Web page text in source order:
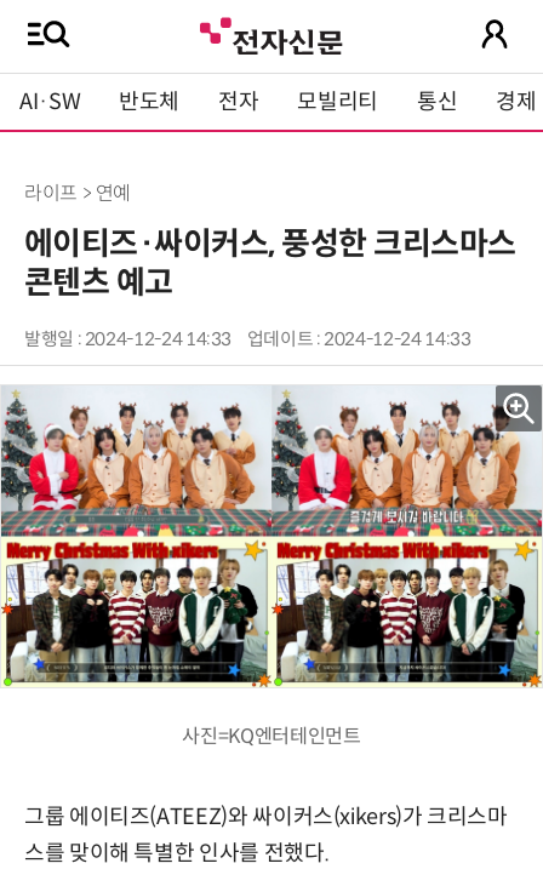
AI·SW 반도체 전자 모빌리티 통신 경제
라이프 > 연예
에이티즈·싸이커스, 풍성한 크리스마스
콘텐츠 예고
발행일 : 2024-12-24 14:33 업데이트 : 2024-12-24 14:33
사진=KQ엔터테인먼트
그룹 에이티즈(ATEEZ)와 싸이커스(xikers)가 크리스마
스를 맞이해 특별한 인사를 전했다.